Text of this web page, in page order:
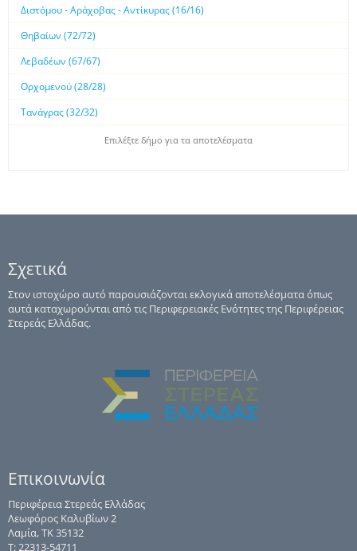
Διστόμου - Αράχοβας - Αντίκυρας (16/16)
Θηβαίων (72/72)
Λεβαδέων (67/67)
Ορχομενού (28/28)
Τανάγρας (32/32)
Επιλέξτε δήμο για τα αποτελέσματα
Σχετικά
Στον ιστοχώρο αυτό παρουσιάζονται εκλογικά αποτελέσματα όπως
αυτά καταχωρούνται από τις Περιφερειακές Ενότητες της Περιφέρειας
Στερεάς Ελλάδας.
Επικοινωνία
Περιφέρεια Στερεάς Ελλάδας
Λεωφόρος Καλυβίων 2
Λαμία, ΤΚ 35132
Τ: 22313-54711